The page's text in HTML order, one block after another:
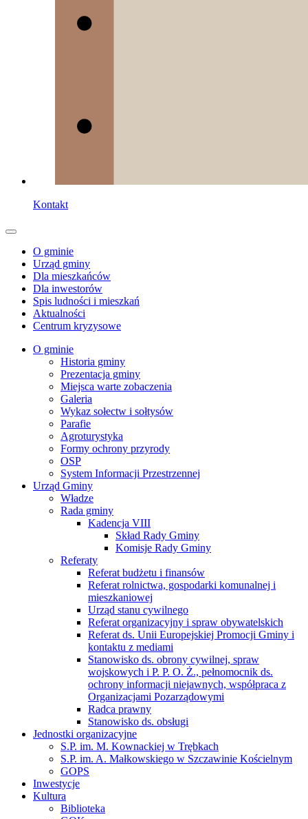
Kontakt
O gminie
Urząd gminy
Dla mieszkańców
Dla inwestorów
Spis ludności i mieszkań
Aktualności
Centrum kryzysowe
O gminie
Historia gminy
Prezentacja gminy
Miejsca warte zobaczenia
Galeria
Wykaz sołectw i sołtysów
Parafie
Agroturystyka
Formy ochrony przyrody
OSP
System Informacji Przestrzennej
Urząd Gminy
Władze
Rada gminy
Kadencja VIII
Skład Rady Gminy
Komisje Rady Gminy
Referaty
Referat budżetu i finansów
Referat rolnictwa, gospodarki komunalnej i
mieszkaniowej
Urząd stanu cywilnego
Referat organizacyjny i spraw obywatelskich
Referat ds. Unii Europejskiej Promocji Gminy i
kontaktu z mediami
Stanowisko ds. obrony cywilnej, spraw
wojskowych i P. P. O. Ż., pełnomocnik ds.
ochrony informacji niejawnych, współpraca z
Organizacjami Pozarządowymi
Radca prawny
Stanowisko ds. obsługi
Jednostki organizacyjne
S.P. im. M. Kownackiej w Trębkach
S.P. im. A. Małkowskiego w Szczawinie Kościelnym
GOPS
Inwestycje
Kultura
Biblioteka